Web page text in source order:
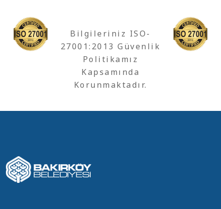
Bilgileriniz ISO-
27001:2013 Güvenlik
Politikamız
Kapsamında
Korunmaktadır.